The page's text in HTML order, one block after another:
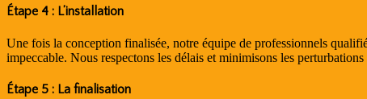
Étape 4 : L’installation
Une fois la conception finalisée, notre équipe de professionnels
impeccable. Nous respectons les délais et minimisons les
Étape 5 : La finalisation